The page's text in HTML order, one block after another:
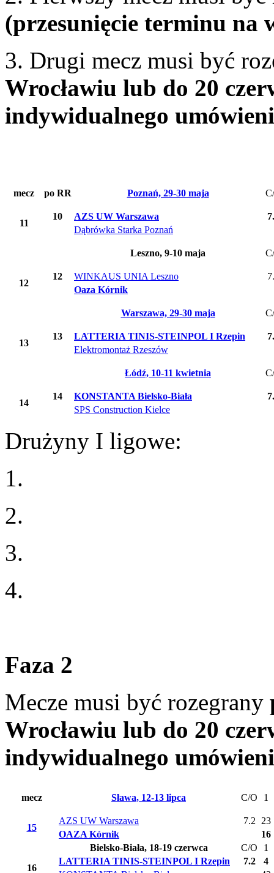
(przesunięcie terminu na
3. Drugi mecz musi być
Wrocławiu lub do 20
indywidualnego
mecz po RR Poznań, 29-30 maja
11
10 AZS UW Warszawa
Dąbrówka Starka Poznań
Leszno, 9-10 maja
12
12 WINKAUS UNIA Leszno
Oaza Kórnik
Warszawa, 29-30 maja
13
13 LATTERIA TINIS-STEINPOL I Rzepin
Elektromontaż Rzeszów
Łódź, 10-11 kwietnia
14
14 KONSTANTA Bielsko-Biała
SPS Construction Kielce
Drużyny I ligowe:
1.
2.
3.
4.
Faza 2
Mecze musi być rozegrany
Wrocławiu lub do 20
indywidualnego
mecz Sława, 12-13 lipca C/O 1
15
AZS UW Warszawa 7.2
23
OAZA Kórnik
16
Bielsko-Biała, 18-19 czerwca
C/O
1
16
LATTERIA TINIS-STEINPOL I Rzepin 7.2
4